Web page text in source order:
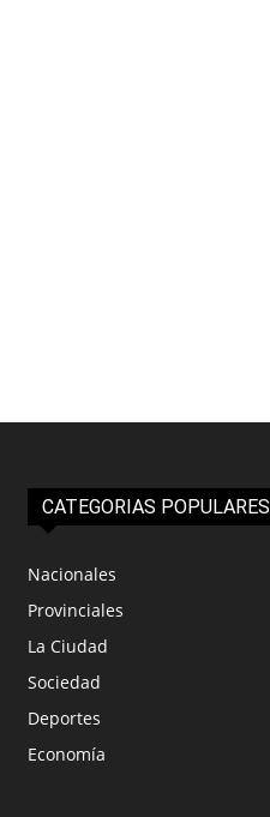
CATEGORIAS POPULARES
Nacionales
Provinciales
La Ciudad
Sociedad
Deportes
Economía